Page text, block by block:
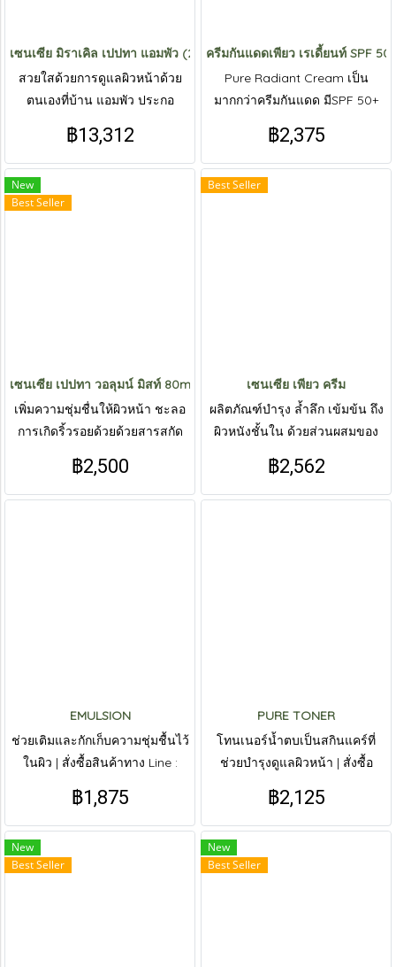
เซนเซีย มิราเคิล เปปทา แอมพัว (20)
สวยใสด้วยการดูแลผิวหน้าด้วย
ตนเองที่บ้าน แอมพัว ประกอ
บด้วยเปปไทด์ บริสุทธิ์ 99% | สั่ง
ซื้อสินค้าทาง Line : @livepureth
฿13,312
ครีมกันแดดเพียว เรเดี้ยนท์ SPF 50+
Pure Radiant Cream เป็น
มากกว่าครีมกันแดด มีSPF 50+
PA++++ | สั่งซื้อสินค้าทาง Line :
@livepureth
฿2,375
New
Best Seller
เซนเซีย เปปทา วอลุมน์ มิสท์ 80ml.
เพิ่มความชุ่มชื่นให้ผิวหน้า ชะลอ
การเกิดริ้วรอยด้วยด้วยสารสกัด
จาก “เปปไทด์ นวัตกรรมบำรุงผิว
ระดับโลก จากเกาหลี สั่งซื้อสินค้า
ทาง Line : @livepureth
฿2,500
Best Seller
เซนเซีย เพียว ครีม
ผลิตภัณฑ์บำรุง ล้ำลึก เข้มข้น ถึง
ผิวหนังชั้นใน ด้วยส่วนผสมของ
สมุนไพร 12 ชนิด | สั่งซื้อสินค้า
ทาง Line : @livepureth
฿2,562
EMULSION
ช่วยเติมและกักเก็บความชุ่มชื้นไว้
ในผิว | สั่งซื้อสินค้าทาง Line :
@livepureth
฿1,875
PURE TONER
โทนเนอร์น้ำตบเป็นสกินแคร์ที่
ช่วยบำรุงดูแลผิวหน้า | สั่งซื้อ
สินค้าทาง Line : @livepureth
฿2,125
New
Best Seller
New
Best Seller